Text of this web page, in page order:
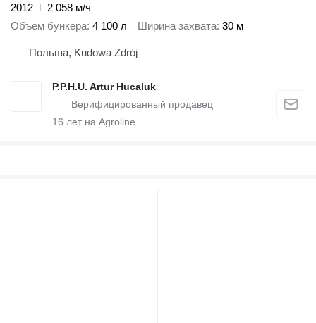
2012
2 058 м/ч
Объем бункера 4 100 л Ширина захвата 30 м
Польша, Kudowa Zdrój
P.P.H.U. Artur Hucaluk
16 лет на Agroline